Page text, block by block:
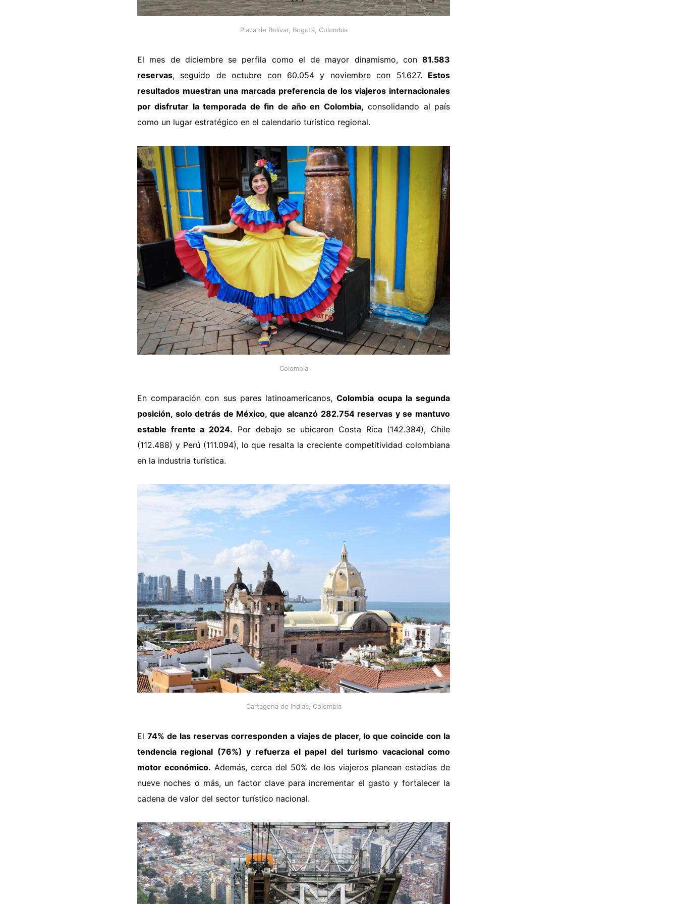
Plaza de Bolívar, Bogotá, Colombia
El mes de diciembre se perfila como el de mayor dinamismo, con 81.583
reservas, seguido de octubre con 60.054 y noviembre con 51.627. Estos
resultados muestran una marcada preferencia de los viajeros internacionales
por disfrutar la temporada de fin de año en Colombia, consolidando al país
como un lugar estratégico en el calendario turístico regional.
Colombia
En comparación con sus pares latinoamericanos,Colombia ocupa la segunda
posición, solo detrás de México, que alcanzó 282.754 reservas y se mantuvo
estable frente a 2024. Por debajo se ubicaron Costa Rica (142.384), Chile
(112.488) y Perú (111.094), lo que resalta la creciente competitividad colombiana
en la industria turística.
Cartagena de Indias, Colombia
El 74% de las reservas corresponden a viajes de placer, lo que coincide con la
tendencia regional (76%) y refuerza el papel del turismo vacacional como
motor económico. Además, cerca del 50% de los viajeros planean estadías de
nueve noches o más, un factor clave para incrementar el gasto y fortalecer la
cadena de valor del sector turístico nacional.